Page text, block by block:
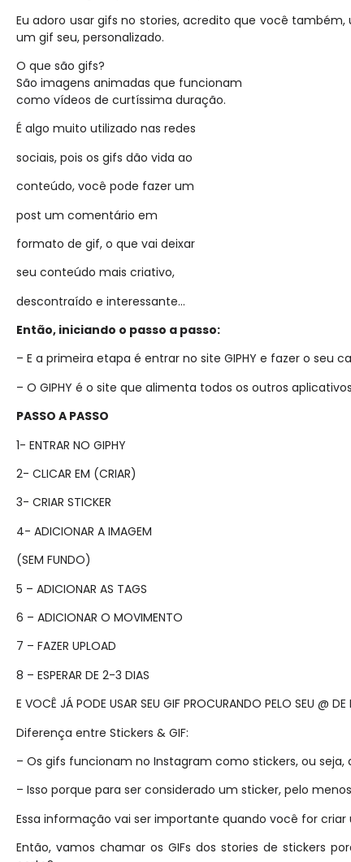
Eu adoro usar gifs no stories, acredito que você
um gif seu, personalizado.
O que são gifs?
São imagens animadas que funcionam
como vídeos de curtíssima duração.
É algo muito utilizado nas redes
sociais, pois os gifs dão vida ao
conteúdo, você pode fazer um
post um comentário em
formato de gif, o que vai deixar
seu conteúdo mais criativo,
descontraído e interessante…
Então, iniciando o passo a passo:
– E a primeira etapa é entrar no site GIPHY e fazer o seu
– O GIPHY é o site que alimenta todos os outros
PASSO A PASSO
1- ENTRAR NO GIPHY
2- CLICAR EM (CRIAR)
3- CRIAR STICKER
4- ADICIONAR A IMAGEM
(SEM FUNDO)
5 – ADICIONAR AS TAGS
6 – ADICIONAR O MOVIMENTO
7 – FAZER UPLOAD
8 – ESPERAR DE 2-3 DIAS
E VOCÊ JÁ PODE USAR SEU GIF PROCURANDO PELO SEU @
Diferença entre Stickers & GIF:
– Os gifs funcionam no Instagram como stickers, ou seja,
– Isso porque para ser considerado um sticker, pelo
Essa informação vai ser importante quando você for criar
Então, vamos chamar os GIFs dos stories de stickers